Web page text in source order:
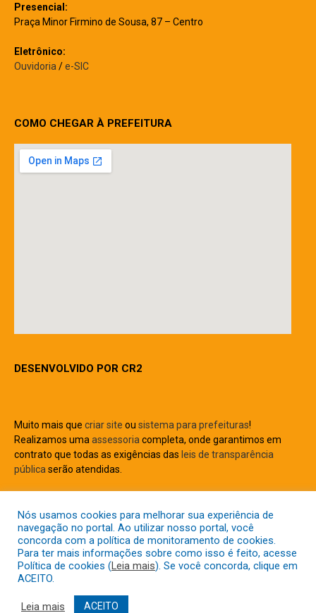
Presencial:
Praça Minor Firmino de Sousa, 87 – Centro
Eletrônico:
Ouvidoria /e-SIC
COMO CHEGAR À PREFEITURA
DESENVOLVIDO POR CR2
Muito mais que criarsite ou sistema para prefeituras!
Realizamos uma assessoria completa, onde garantimos em
contrato que todas as exigências das leis de transparência
pública serão atendidas.
Todos os direitos reservados a Prefeitura Municipal de Capitão
Nós usamos cookies para melhorar sua experiência de
navegação no portal. Ao utilizar nosso portal, você
concorda com a política de monitoramento de cookies.
Para ter mais informações sobre como isso é feito, acesse
Política de cookies (Leia mais). Se você concorda, clique em
ACEITO.
Leia mais ACEITO